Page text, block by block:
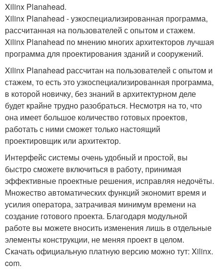
Xilinx Planahead.
Xilinx Planahead - узкоспециализированная программа,
рассчитанная на пользователей с опытом и стажем.
Xilinx Planahead по мнению многих архитекторов лучшая
программа для проектирования зданий и сооружений.
Xilinx Planahead рассчитан на пользователей с опытом и
стажем, то есть это узкоспециализированная программа,
в которой новичку, без знаний в архитектурном деле
будет крайне трудно разобраться. Несмотря на то, что
она имеет большое количество готовых проектов,
работать с ними сможет только настоящий
проектировщик или архитектор.
Интерфейс системы очень удобный и простой, вы
быстро сможете включиться в работу, принимая
эффективные проектные решения, исправляя недочёты.
Множество автоматических функций экономит время и
усилия оператора, затрачивая минимум времени на
создание готового проекта. Благодаря модульной
работе вы можете вносить изменения лишь в отдельные
элементы конструкции, не меняя проект в целом.
Скачать официальную платную версию можно тут: Xilinx.
com.